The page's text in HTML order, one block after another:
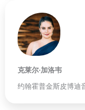
克莱尔·加洛韦
约翰霍普金斯皮博迪